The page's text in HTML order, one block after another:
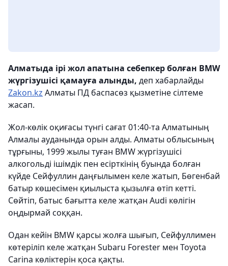
Алматыда ірі жол апатына себепкер болған BMW
жүргізушісі қамауға алынды, деп хабарлайды
Zakon.kz Алматы ПД баспасөз қызметіне сілтеме
жасап.
Жол-көлік оқиғасы түнгі сағат 01:40-та Алматының
Алмалы ауданында орын алды. Алматы облысының
тұрғыны, 1999 жылы туған BMW жүргізушісі
алкогольді ішімдік пен есірткінің буында болған
күйде Сейфуллин даңғылымен келе жатып, Бөгенбай
батыр көшесімен қиылыста қызылға өтіп кетті.
Сөйтіп, батыс бағытта келе жатқан Audi көлігін
оңдырмай соққан.
Одан кейін BMW қарсы жолға шығып, Сейфуллимен
көтеріліп келе жатқан Subaru Forester мен Toyota
Carina көліктерін қоса қақты.